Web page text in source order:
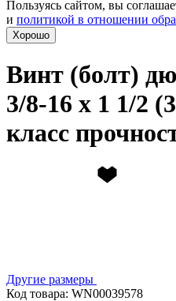
Пользуясь сайтом, вы
и политикой в отношении
Хорошо
Винт (болт)
3/8-16 х 1 1/2
класс
Другие размеры
Код товара: WN00039578